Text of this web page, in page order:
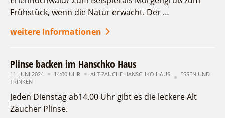
Einkaufen
Gruppen
Fremdenverkehrsvereine
Ludwig Leichhardt
Kahnfahrten
Campingplatz Jessern
Wirtschaftsförderung
Regionalentwicklung
Bürgerbus
Naturwelt Lieberoser Heide
Q-Gemeinde Schwielochsee
Staatlich anerkannter Erholungsort Goyatz
Über uns
Team
Aktuelles
Infomaterial
Frühstück, wenn die Natur erwacht. Der …
weitere Informationen
Plinse backen im Hanschko Haus
11. JUNI 2024 14:00 UHR ALT ZAUCHE HANSCHKO HAUS
ESSEN UND
TRINKEN
Jeden Dienstag ab14.00 Uhr gibt es die leckere Alt
Zaucher Plinse.
17
18 19 20 21 22
24
25 26 27
Erweiterte Suche
Zeitraum
von
bis
zurücksetzen